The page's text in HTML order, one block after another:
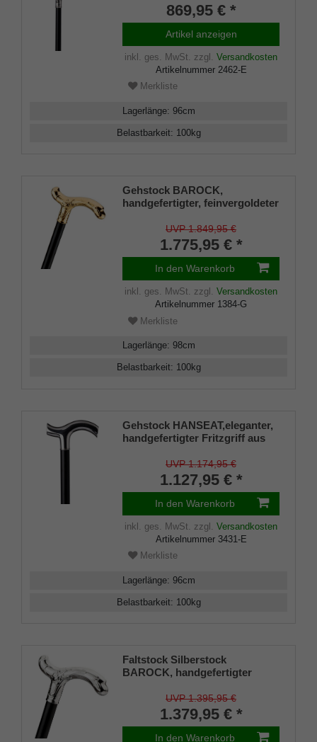
schlichten aber eleganten
Ziselierungen, aufgesetzt auf
einen Stock aus edlem
Makassar Ebenholz, inklusiv
Schlankpuffer.
869,95 € *
Artikel anzeigen
inkl. ges. MwSt. zzgl. Versandkosten
Artikelnummer 2462-E
Merkliste
Lagerlänge: 96cm
Belastbarkeit: 100kg
Gehstock BAROCK,
handgefertigter, feinvergoldeter
aus edlem Makassar-Ebenholz
98 cm, inkl. Gummipuffer.
UVP 1.849,95 €
1.775,95 € *
In den Warenkorb
inkl. ges. MwSt. zzgl. Versandkosten
Artikelnummer 1384-G
Merkliste
Lagerlänge: 98cm
Belastbarkeit: 100kg
Gehstock HANSEAT,eleganter,
handgefertigter Fritzgriff aus
mit Gravurplatten beidseitig,
Stock aus echtem, poliertem
Makassar-Ebenholz, inkl.
elegantem Spezialpuffer.
UVP 1.174,95 €
1.127,95 € *
In den Warenkorb
inkl. ges. MwSt. zzgl. Versandkosten
Artikelnummer 3431-E
Merkliste
Lagerlänge: 96cm
Belastbarkeit: 100kg
Faltstock Silberstock
BAROCK, handgefertigter
Sterlingsilber, fein ziseliert,
Stock aus edlem Ebenholz,
Manufakturarbeit
UVP 1.395,95 €
1.379,95 € *
In den Warenkorb